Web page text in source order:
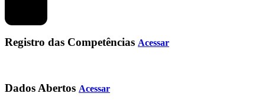
Registro das Competências Acessar
Dados Abertos Acessar